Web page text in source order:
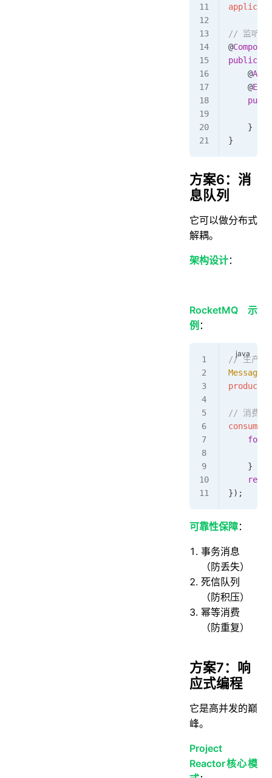
// 监听处
@
public
    @
    @
    }
}
方案6：消
息队列
它可以做分布式
解耦。
架构设计：
RocketMQ示
例 ：
// 生产者
Message
producer
// 消费者
consumer
    for
    }
});
可靠性保障：
事务消息
（防丢失）
死信队列
（防积压）
幂等消费
（防重复）
方案7：响
应式编程
它是高并发的巅
峰。
Project
Reactor核心模